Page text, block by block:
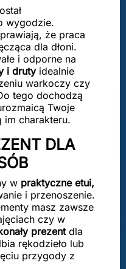
wygodzie.
że praca
dla dłoni.
i odporne na
i druty idealnie
warkoczy czy
tego dochodzą
Twoje
im charakteru.
DLA
w praktyczne etui,
i przenoszenie.
masz zawsze
czy w
prezentdla
rękodzieło lub
przygody z